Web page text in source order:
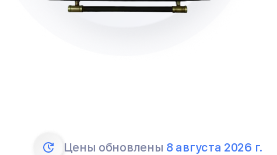
Цены обновлены 8 августа 2026 г.